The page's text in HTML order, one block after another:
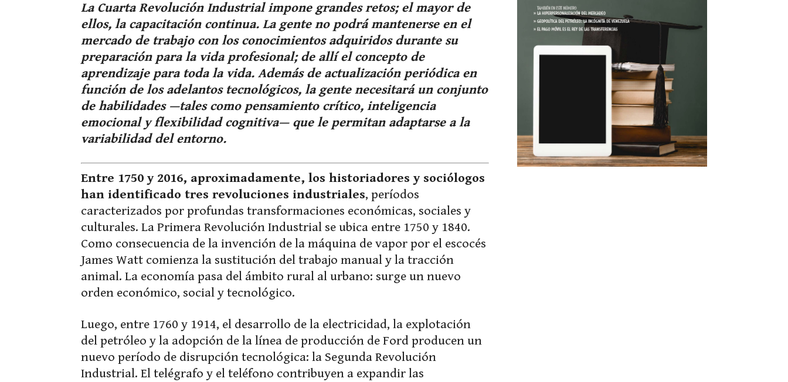
La Cuarta Revolución Industrial impone grandes retos; el mayor de
ellos, la capacitación continua. La gente no podrá mantenerse en el
mercado de trabajo con los conocimientos adquiridos durante su
preparación para la vida profesional; de allí el concepto de
aprendizaje para toda la vida. Además de actualización periódica en
función de los adelantos tecnológicos, la gente necesitará un conjunto
de habilidades —tales como pensamiento crítico, inteligencia
emocional y flexibilidad cognitiva— que le permitan adaptarse a la
variabilidad del entorno.
Entre 1750 y 2016, aproximadamente, los historiadores y sociólogos
han identificado tres revoluciones industriales, períodos
caracterizados por profundas transformaciones económicas, sociales y
culturales. La Primera Revolución Industrial se ubica entre 1750 y 1840.
Como consecuencia de la invención de la máquina de vapor por el escocés
James Watt comienza la sustitución del trabajo manual y la tracción
animal. La economía pasa del ámbito rural al urbano: surge un nuevo
orden económico, social y tecnológico.
Luego, entre 1760 y 1914, el desarrollo de la electricidad, la explotación
del petróleo y la adopción de la línea de producción de Ford producen un
nuevo período de disrupción tecnológica: la Segunda Revolución
Industrial. El telégrafo y el teléfono contribuyen a expandir las